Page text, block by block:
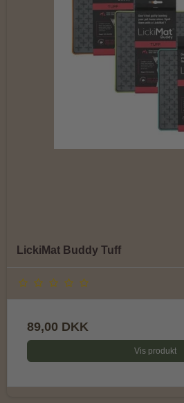
LickiMat Buddy Tuff
89,00 DKK
Vis produkt